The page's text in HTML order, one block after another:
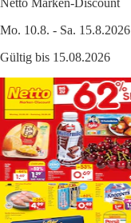
Netto Marken-Discount
Mo. 10.8. - Sa. 15.8.2026
Gültig bis 15.08.2026